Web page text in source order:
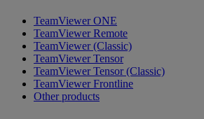
TeamViewer ONE
TeamViewer Remote
TeamViewer (Classic)
TeamViewer Tensor
TeamViewer Tensor (Classic)
TeamViewer Frontline
Other products